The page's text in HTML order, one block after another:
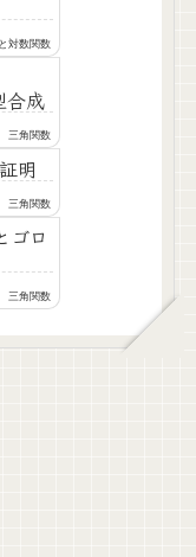
対数関数
合成
三角関数
明
三角関数
ゴロ
三角関数